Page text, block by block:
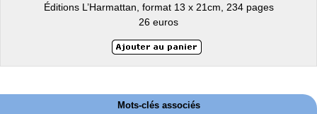
Éditions L’Harmattan, format 13 x 21cm, 234 pages
26 euros
Mots-clés associés